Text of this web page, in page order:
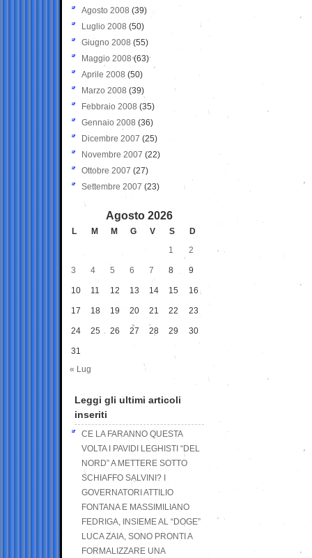
Agosto 2008 (39)
Luglio 2008 (50)
Giugno 2008 (55)
Maggio 2008(63)
Aprile 2008 (50)
Marzo 2008 (39)
Febbraio 2008 (35)
Gennaio 2008 (36)
Dicembre 2007 (25)
Novembre 2007 (22)
Ottobre 2007 (27)
Settembre 2007 (23)
Agosto 2026
L M M G V S
D
1
2
3 4 5 6 7 8 9
10 11 12 13 14 15 16
17 18 19 20 21 22 23
24 25 26 27 28 29 30
31
« Lug
Leggi gli ultimi articoli
inseriti
CE LA FARANNO QUESTA
VOLTA I PAVIDI LEGHISTI “DEL
NORD” A METTERE SOTTO
SCHIAFFO SALVINI? I
GOVERNATORI ATTILIO
FONTANA E MASSIMILIANO
FEDRIGA, INSIEME AL “DOGE”
LUCA ZAIA, SONO PRONTI A
FORMALIZZARE UNA